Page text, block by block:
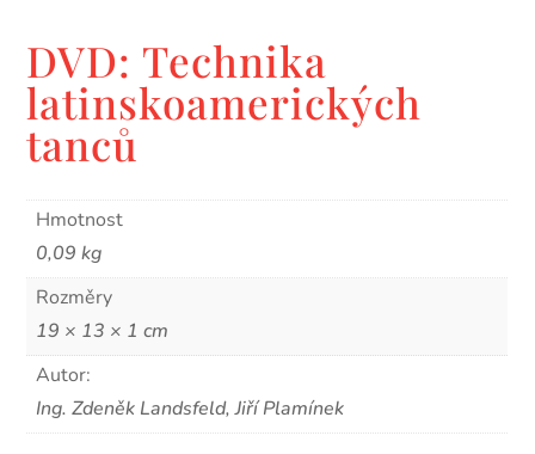
DVD: Technika
latinskoamerických
tanců
Hmotnost
0,09 kg
Rozměry
19 × 13 × 1 cm
Autor:
Ing. Zdeněk Landsfeld, Jiří Plamínek